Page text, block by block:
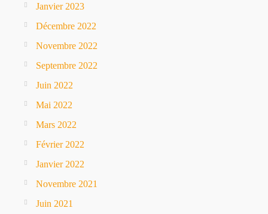
Janvier 2023
Décembre 2022
Novembre 2022
Septembre 2022
Juin 2022
Mai 2022
Mars 2022
Février 2022
Janvier 2022
Novembre 2021
Juin 2021